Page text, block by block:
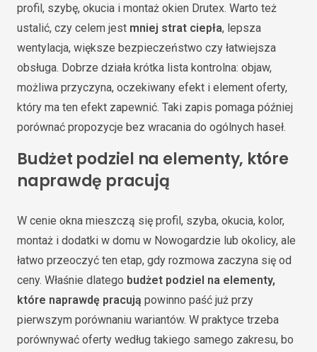
profil, szybę, okucia i montaż okien Drutex. Warto też
ustalić, czy celem jest mniej strat ciepła, lepsza
wentylacja, większe bezpieczeństwo czy łatwiejsza
obsługa. Dobrze działa krótka lista kontrolna: objaw,
możliwa przyczyna, oczekiwany efekt i element oferty,
który ma ten efekt zapewnić. Taki zapis pomaga później
porównać propozycje bez wracania do ogólnych haseł.
Budżet podziel na elementy, które
naprawdę pracują
W cenie okna mieszczą się profil, szyba, okucia, kolor,
montaż i dodatki w domu w Nowogardzie lub okolicy, ale
łatwo przeoczyć ten etap, gdy rozmowa zaczyna się od
ceny. Właśnie dlatego budżet podziel na elementy,
które naprawdę pracują powinno paść już przy
pierwszym porównaniu wariantów. W praktyce trzeba
porównywać oferty według takiego samego zakresu, bo